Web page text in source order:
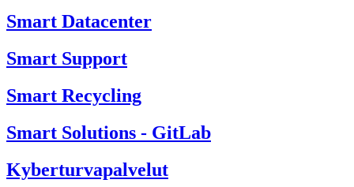
Smart Datacenter
Smart Support
Smart Recycling
Smart Solutions - GitLab
Kyberturvapalvelut